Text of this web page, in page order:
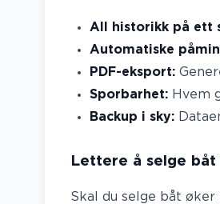
All historikk på ett
Automatiske
PDF-eksport:
Sporbarhet: Hvem
Backup i sky:
Lettere å selge
Skal du selge båt